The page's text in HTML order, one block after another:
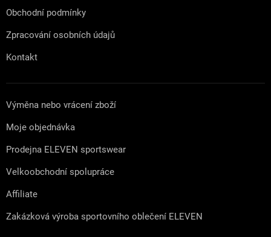
Obchodní podmínky
Zpracování osobních údajů
Kontakt
Výměna nebo vrácení zboží
Moje objednávka
Prodejna ELEVEN sportswear
Velkoobchodní spolupráce
Affiliate
Zakázková výroba sportovního oblečení ELEVEN